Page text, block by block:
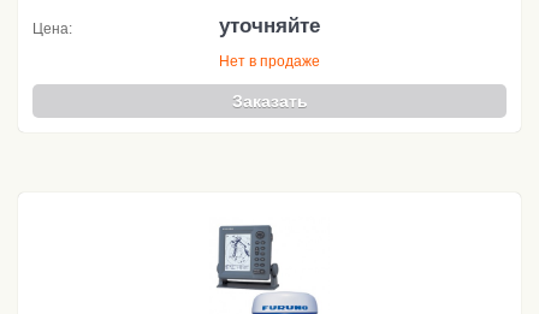
Цена: уточняйте
Нет в продаже
Заказать